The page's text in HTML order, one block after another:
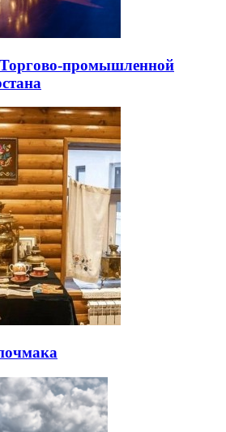
промышленной